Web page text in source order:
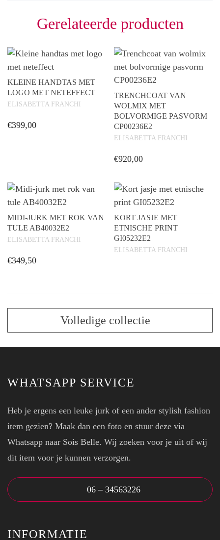
Gerelateerde producten
KLEINE HANDTAS MET
LOGO MET NETEFFECT
ELISABETTA FRANCHI
€399,00
variaties.
Deze
optie
kan
worden
TRENCHCOAT VAN
WOLMIX MET
BOLVORMIGE PASVORM
CP00236E2
ELISABETTA FRANCHI
€920,00
product
heeft
meerdere
variaties.
Deze
optie
op
de
productpagina
MIDI-JURK MET ROK VAN
TULE AB40032E2
ELISABETTA FRANCHI
€349,50
gekozen
op
de
productpagina
KORT JASJE MET
ETNISCHE PRINT
GI05232E2
ELISABETTA FRANCHI
Volledige collectie
WHATSAPP SERVICE
Heb je ergens een leuke jurk of een ander stylish fashion
item gezien? Maak dan een foto en stuur deze via
Whatsapp naar Sois Belle. Wij zoeken voor je uit of wij
dit item voor je kunnen verzorgen.
06 – 34563226
INFORMATIE